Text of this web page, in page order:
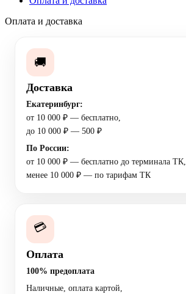
Оплата и доставка
🚚
Доставка
Екатеринбург:
от 10 000 ₽ — бесплатно,
до 10 000 ₽ — 500 ₽
По России:
от 10 000 ₽ — бесплатно до терминала ТК,
менее 10 000 ₽ — по тарифам ТК
💳
Оплата
100% предоплата
Наличные, оплата картой,